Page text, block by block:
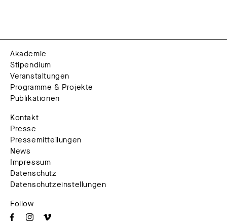
Akademie
Stipendium
Veranstaltungen
Programme & Projekte
Publikationen
Kontakt
Presse
Pressemitteilungen
News
Impressum
Datenschutz
Datenschutzeinstellungen
Follow